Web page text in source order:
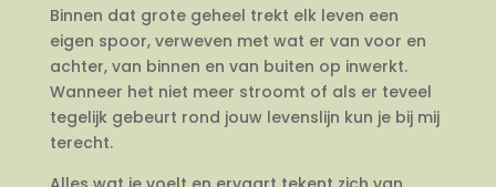
Binnen dat grote geheel trekt elk leven een
eigen spoor, verweven met wat er van voor en
achter, van binnen en van buiten op inwerkt.
Wanneer het niet meer stroomt of als er teveel
tegelijk gebeurt rond jouw levenslijn kun je bij mij
terecht.